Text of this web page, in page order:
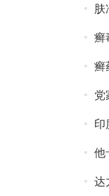
肤
癣
癣
党
印
他
达